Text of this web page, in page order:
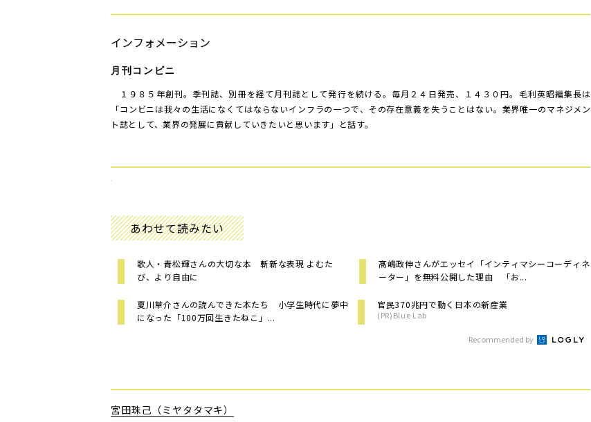
インフォメーション
月刊コンビニ
１９８５年創刊。季刊誌、別冊を経て月刊誌として発行を続ける。毎月２４日発売、１４３０円。毛利英昭編集長は
「コンビニは我々の生活になくてはならないインフラの一つで、その存在意義を失うことはない。業界唯一のマネジメン
ト誌として、業界の発展に貢献していきたいと思います」と話す。
あわせて読みたい
歌人・青松輝さんの大切な本 斬新な表現 よむた
び、より自由に
髙嶋政伸さんがエッセイ「インティマシーコーディネ
ーター」を無料公開した理由 「お...
夏川草介さんの読んできた本たち 小学生時代に夢中
になった「100万回生きたねこ」...
官民370兆円で動く日本の新産業
(PR)Blue Lab
Recommended by
宮田珠己（ミヤタタマキ）